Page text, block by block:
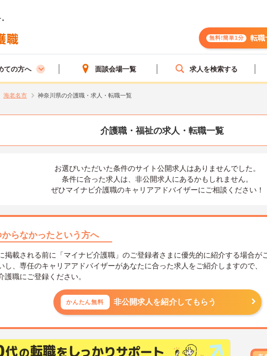
無料!簡単1分 転職
ての方へ 面談会場一覧 求人を検索する
海老名市 神奈川県の介護職・求人・転職一覧
介護職・福祉の求人・転職一覧
お選びいただいた条件のサイト公開求人はありませんでした。
条件に合った求人は、 非公開求人にあるかもしれません。
ぜひマイナビ介護職のキャリアアドバイザーにご相談ください！
らなかったという方へ
掲載される前に「マイナビ介護職」のご登録者さまに優先的に紹介する場合が
し、専任のキャリアアドバイザーがあなたに合った求人をご紹介しますので、
職にご登録ください。
かんたん無料 非公開求人を紹介してもらう